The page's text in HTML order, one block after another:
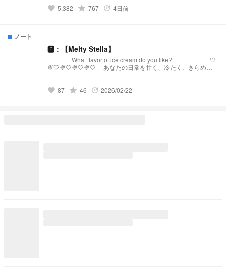
favorite 5,382 grade 767 update 4日前
ノート
🅿︎ : 【Melty Stella】
What flavor of ice cream do you like? 🤍
🍨🤍🍨🤍🍨🤍🍨🤍 「あなたの日常を甘く、冷たく、きらめか
届けるプリチューバ事務所です。 略称:メルステ 事務
favorite 87 grade 46 update 2026/02/22